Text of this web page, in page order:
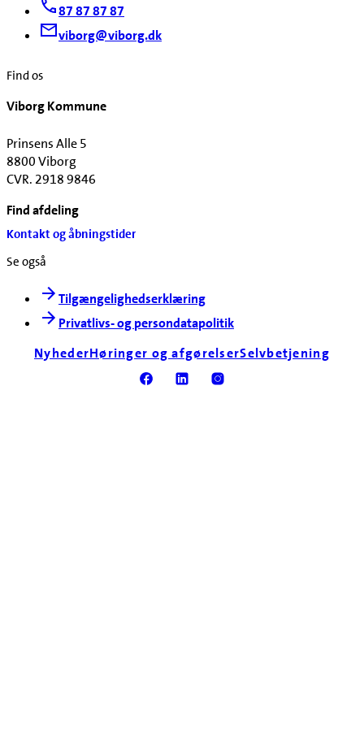
87 87 87 87
viborg@viborg.dk
Find os
Viborg Kommune
Prinsens Alle 5
8800 Viborg
CVR. 2918 9846
Find afdeling
Kontakt og åbningstider
Se også
Tilgængelighedserklæring
Privatlivs- og persondatapolitik
NyhederHøringer og afgørelserSelvbetjening